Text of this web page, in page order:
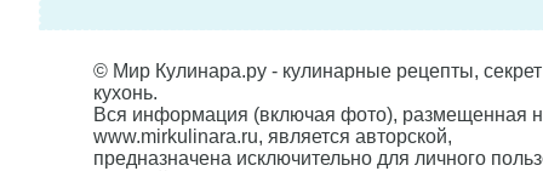
© Мир Кулинара.ру - кулинарные рецепты,
кухонь.
Вся информация (включая фото), размещенная
www.mirkulinara.ru, является авторской,
предназначена исключительно для личного